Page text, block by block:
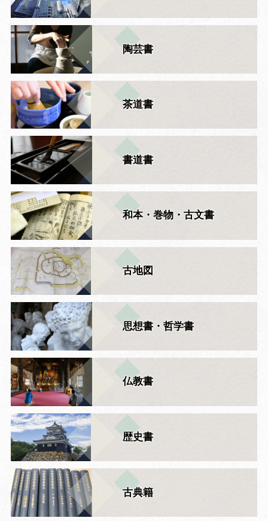
陶芸書
茶道書
書道書
和本・巻物・古文書
古地図
思想書・哲学書
仏教書
歴史書
古典籍